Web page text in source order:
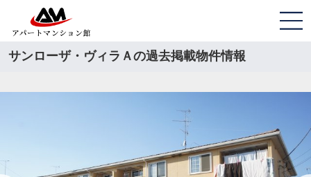
サンローザ・ヴィラＡの過去掲載物件情報